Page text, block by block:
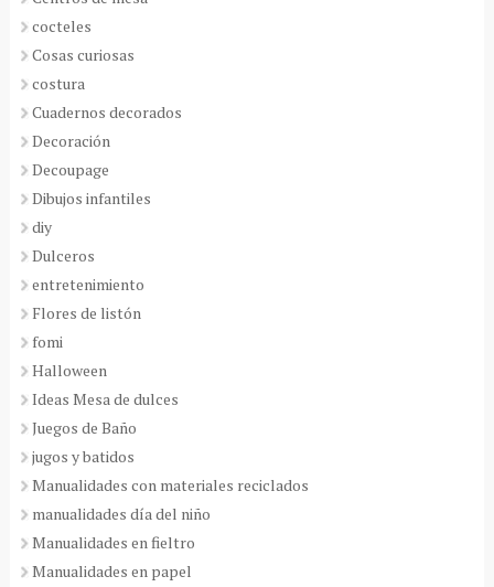
cocteles
Cosas curiosas
costura
Cuadernos decorados
Decoración
Decoupage
Dibujos infantiles
diy
Dulceros
entretenimiento
Flores de listón
fomi
Halloween
Ideas Mesa de dulces
Juegos de Baño
jugos y batidos
Manualidades con materiales reciclados
manualidades día del niño
Manualidades en fieltro
Manualidades en papel